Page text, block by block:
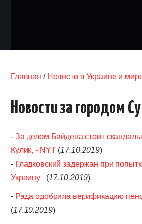
Главная / Новости в Украине и
Новости за городом
-За делом Байдена стоит
Кулик, - NYT (17.10.2019)
- Гладковский задержан при
Украину
(17.10.2019)
- Рада одобрила верификацию
(17.10.2019)